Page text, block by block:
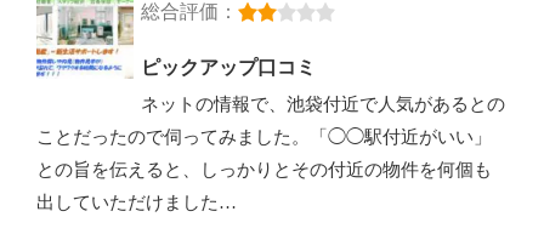
総合評価：
ピックアップ口コミ
ネットの情報で、池袋付近で人気があるとの
ことだったので伺ってみました。「◯◯駅付近がいい」
との旨を伝えると、しっかりとその付近の物件を何個も
出していただけました…